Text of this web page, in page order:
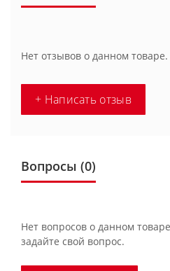
Нет отзывов о данном товаре.
+ Написать отзыв
Вопросы (0)
Нет вопросов о данном
задайте свой вопрос.